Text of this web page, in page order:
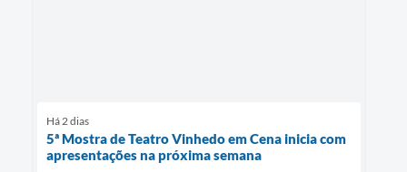
Há 2 dias
5ª Mostra de Teatro Vinhedo em Cena inicia com
apresentações na próxima semana